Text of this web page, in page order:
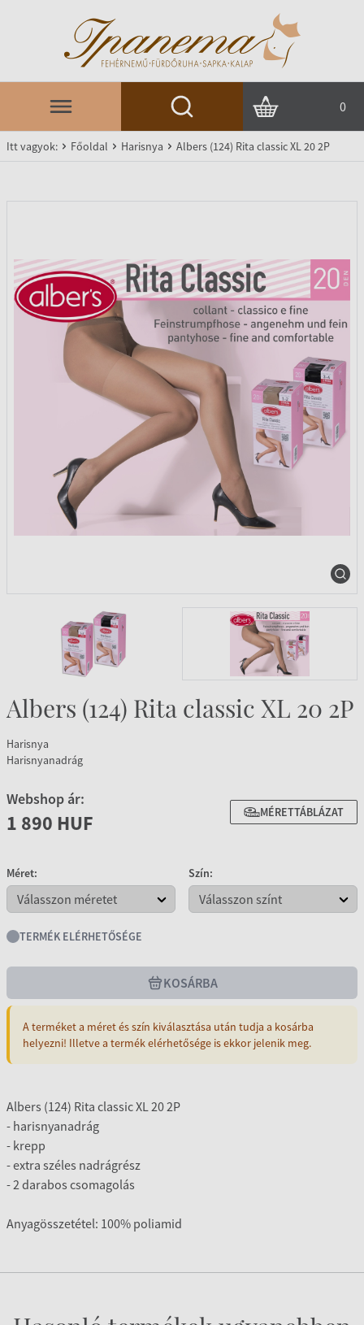
0
Itt vagyok: Főoldal Harisnya Albers (124) Rita classic XL 20 2P
Albers (124) Rita classic XL 20 2P
Harisnya
Harisnyanadrág
Webshop ár:
1 890 HUF MÉRETTÁBLÁZAT
Méret: Szín:
TERMÉK ELÉRHETŐSÉGE
KOSÁRBA
A terméket a méret és szín kiválasztása után tudja a kosárba
helyezni! Illetve a termék elérhetősége is ekkor jelenik meg.
Albers (124) Rita classic XL 20 2P
- harisnyanadrág
- krepp
- extra széles nadrágrész
- 2 darabos csomagolás
Anyagösszetétel: 100% poliamid